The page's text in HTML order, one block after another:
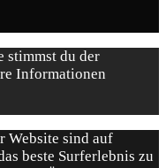
stimmst du der
Informationen
Website sind auf
beste Surferlebnis zu